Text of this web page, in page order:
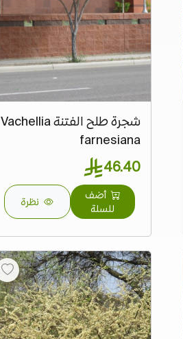
شجرة طلح الفتنة Vachellia
farnesiana
46.40
أضف
للسلة
نظرة